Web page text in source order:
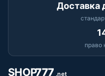
Доставка
право